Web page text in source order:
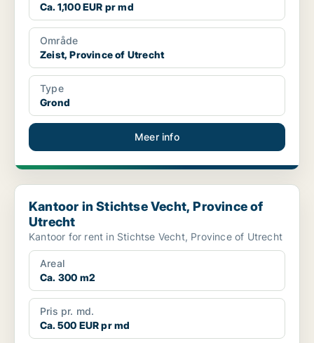
Ca. 1,100 EUR pr md
Område
Zeist, Province of Utrecht
Type
Grond
Meer info
Kantoor in Stichtse Vecht, Province of Utrecht
Kantoor in Stichtse Vecht, Province of
Utrecht
Kantoor for rent in Stichtse Vecht, Province of Utrecht
Areal
Ca. 300 m2
Pris pr. md.
Ca. 500 EUR pr md